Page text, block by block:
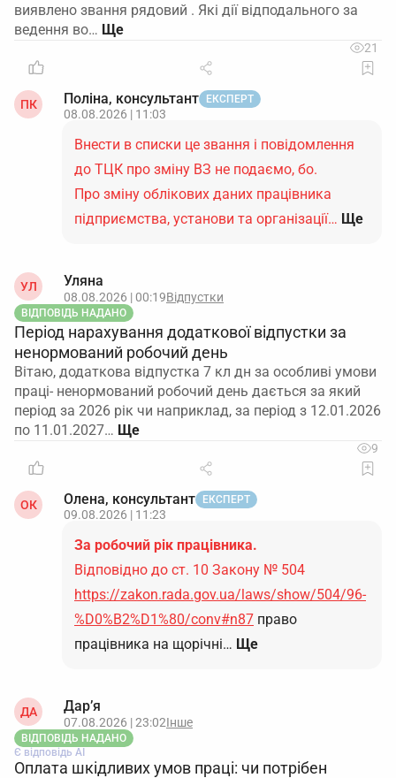
виявлено звання рядовий . Які дії відподального за
ведення во…
21
ПК Поліна, консультант ЕКСПЕРТ
08.08.2026 | 11:03
Внести в списки це звання і повідомлення
до ТЦК про зміну ВЗ не подаємо, бо.
Про зміну облікових даних працівника
підприємства, установи та організації… Ще
УЛ Уляна
08.08.2026 | 00:19Відпустки
ВІДПОВІДЬ НАДАНО
Період нарахування додаткової відпустки за
ненормований робочий день
Вітаю, додаткова відпустка 7 кл дн за особливі умови
праці- ненормований робочий день дається за який
період за 2026 рік чи наприклад, за період з 12.01.2026
по 11.01.2027…
9
ОК Олена, консультант ЕКСПЕРТ
09.08.2026 | 11:23
За робочий рік працівника.
Відповідно до ст. 10 Закону № 504
https://zakon.rada.gov.ua/laws/show/504/96-
%D0%B2%D1%80/conv#n87 право
працівника на щорічні… Ще
ДА Дар’я
07.08.2026 | 23:02Інше
ВІДПОВІДЬ НАДАНО
Є відповідь АІ
Оплата шкідливих умов праці: чи потрібен